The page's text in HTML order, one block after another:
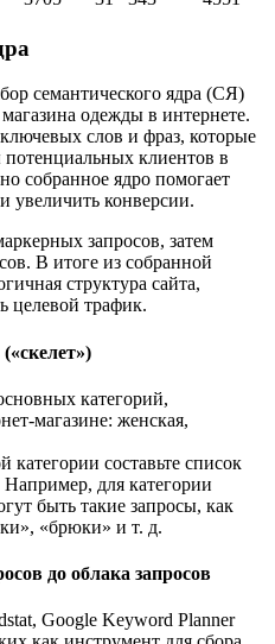
семантического ядра (СЯ)
одежды в интернете.
слов и фраз, которые
клиентов в
собранное ядро помогает
увеличить конверсии.
запросов, затем
В итоге из собранной
структура сайта,
целевой трафик.
категорий,
магазине: женская,
категории составьте список
для категории
быть такие запросы, как
«брюки» и т. д.
до облака запросов
Google Keyword Planner